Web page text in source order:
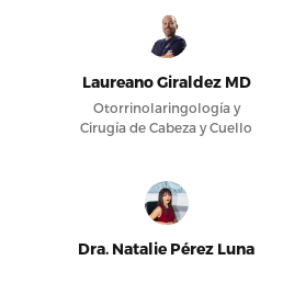
Laureano Giraldez MD
Otorrinolaringología y
Cirugía de Cabeza y Cuello
Dra. Natalie Pérez Luna